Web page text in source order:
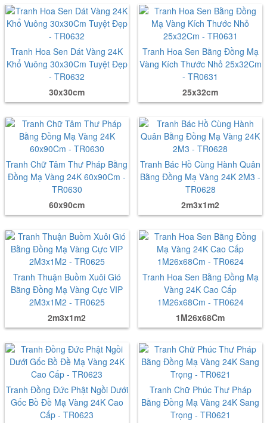
Tranh Hoa Sen Dát Vàng 24K
Khổ Vuông 30x30Cm Tuyệt Đẹp
- TR0632
30x30cm
Tranh Hoa Sen Bằng Đồng Mạ
Vàng Kích Thước Nhỏ 25x32Cm
- TR0631
25x32cm
Tranh Chữ Tâm Thư Pháp Bằng
Đồng Mạ Vàng 24K 60x90Cm -
TR0630
60x90cm
Tranh Bác Hồ Cùng Hành Quân
Bằng Đồng Mạ Vàng 24K 2M3 -
TR0628
2m3x1m2
Tranh Thuận Buồm Xuôi Gió
Bằng Đồng Mạ Vàng Cực VIP
2M3x1M2 - TR0625
2m3x1m2
Tranh Hoa Sen Bằng Đồng Mạ
Vàng 24K Cao Cấp
1M26x68Cm - TR0624
1M26x68Cm
Tranh Đồng Đức Phật Ngồi Dưới
Gốc Bồ Đề Mạ Vàng 24K Cao
Cấp - TR0623
Tranh Chữ Phúc Thư Pháp
Bằng Đồng Mạ Vàng 24K Sang
Trọng - TR0621